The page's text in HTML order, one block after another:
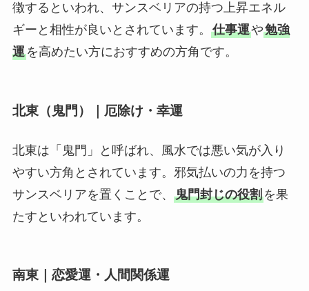
徴するといわれ、サンスベリアの持つ上昇エネル
ギーと相性が良いとされています。 仕事運や勉強
運を高めたい方におすすめの方角です。
北東（鬼門）｜厄除け・幸運
北東は「鬼門」と呼ばれ、風水では悪い気が入り
やすい方角とされています。邪気払いの力を持つ
サンスベリアを置くことで、 鬼門封じの役割を果
たすといわれています。
南東｜恋愛運・人間関係運